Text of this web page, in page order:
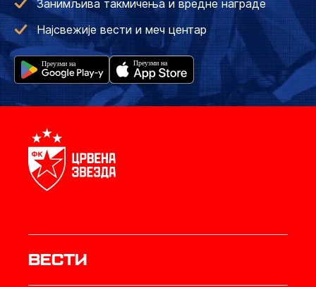
Занимљива такмичења и вредне награде
Најсвежије вести и меч центар
Вести